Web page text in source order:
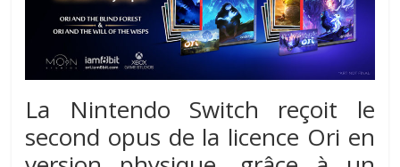
La Nintendo Switch reçoit le
second opus de la licence Ori en